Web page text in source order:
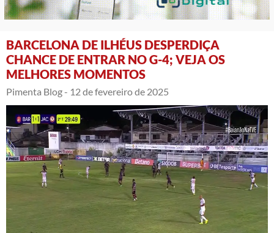
BARCELONA DE ILHÉUS DESPERDIÇA
CHANCE DE ENTRAR NO G-4; VEJA OS
MELHORES MOMENTOS
Pimenta Blog - 12 de fevereiro de 2025